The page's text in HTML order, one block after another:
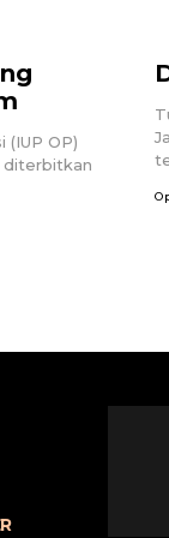
(IUP OP)
diterbitkan